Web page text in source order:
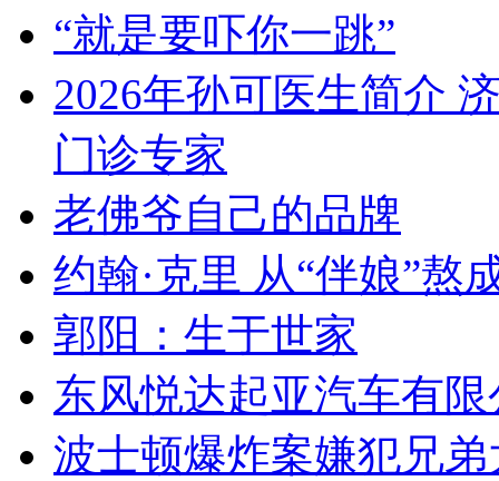
“就是要吓你一跳”
2026年孙可医生简介
门诊专家
老佛爷自己的品牌
约翰·克里 从“伴娘”熬
郭阳：生于世家
东风悦达起亚汽车有
波士顿爆炸案嫌犯兄